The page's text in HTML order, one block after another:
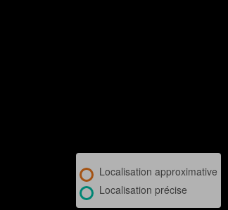
Localisation approximative
Localisation précise